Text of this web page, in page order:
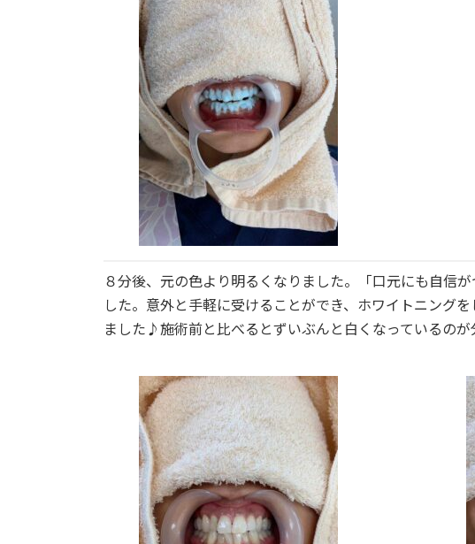
８分後、元の色より明るくなりました。「口元にも自信
した。意外と手軽に受けることができ、ホワイトニング
ました♪施術前と比べるとずいぶんと白くなっているのが